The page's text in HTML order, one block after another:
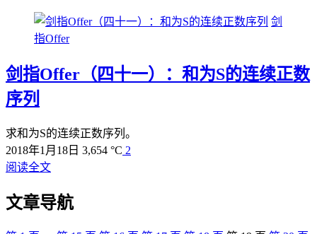
剑
指Offer
剑指Offer（四十一）：和为S的连续正数
序列
求和为S的连续正数序列。
2018年1月18日 3,654 °C 2
阅读全文
文章导航